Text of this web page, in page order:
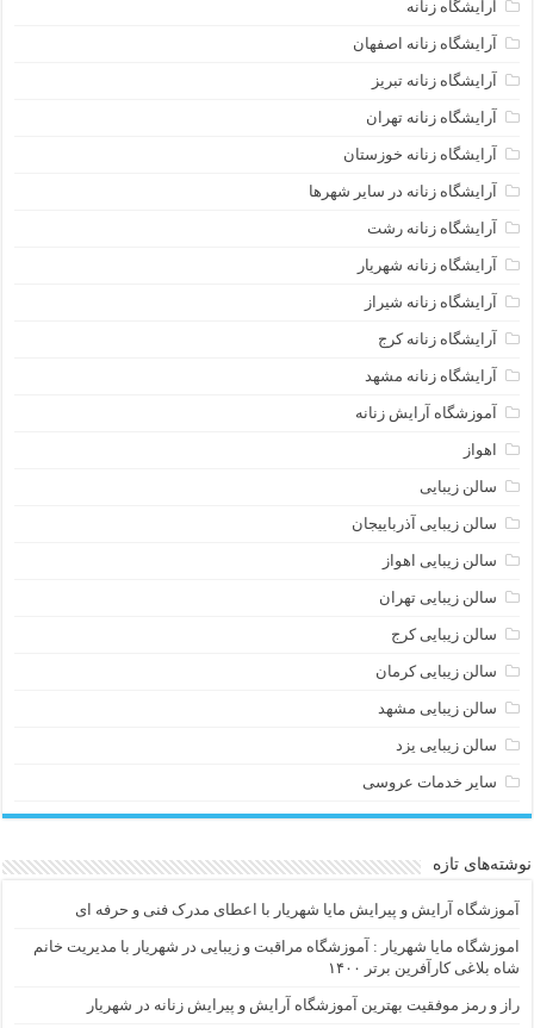
آرایشگاه زنانه
آرایشگاه زنانه اصفهان
آرایشگاه زنانه تبریز
آرایشگاه زنانه تهران
آرایشگاه زنانه خوزستان
آرایشگاه زنانه در سایر شهرها
آرایشگاه زنانه رشت
آرایشگاه زنانه شهریار
آرایشگاه زنانه شیراز
آرایشگاه زنانه کرج
آرایشگاه زنانه مشهد
آموزشگاه آرایش زنانه
اهواز
سالن زیبایی
سالن زیبایی آذرباییجان
سالن زیبایی اهواز
سالن زیبایی تهران
سالن زیبایی کرج
سالن زیبایی کرمان
سالن زیبایی مشهد
سالن زیبایی یزد
سایر خدمات عروسی
نوشته‌های تازه
آموزشگاه آرایش و پیرایش مایا شهریار با اعطای مدرک فنی و حرفه ای
اموزشگاه مایا شهریار : آموزشگاه مراقبت و زیبایی در شهریار با مدیریت خانم
شاه بلاغی کارآفرین برتر ۱۴۰۰
راز و رمز موفقیت بهترین آموزشگاه آرایش و پیرایش زنانه در شهریار